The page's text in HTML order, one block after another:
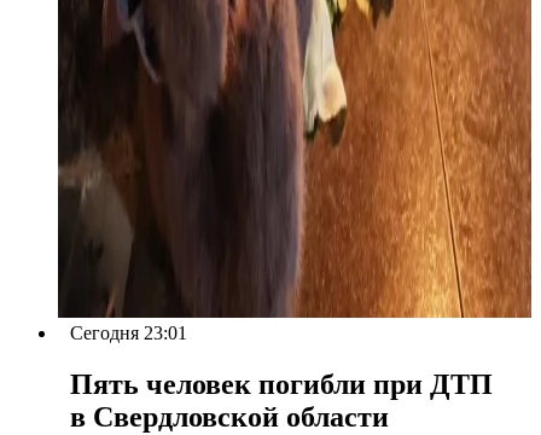
Сегодня 23:01
Пять человек погибли при ДТП
в Свердловской области